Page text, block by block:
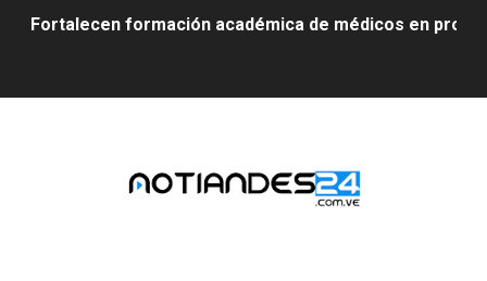
Fortalecen formación académica de médicos en
Fundecem inició con éxito el taller vacacional de